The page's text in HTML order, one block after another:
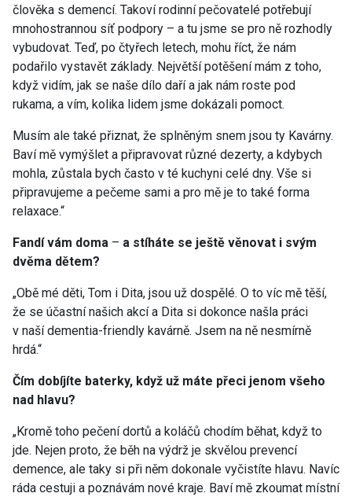
člověka s demencí. Takoví rodinní pečovatelé potřebují
mnohostrannou síť podpory – a tu jsme se pro ně rozhodly
vybudovat. Teď, po čtyřech letech, mohu říct, že nám
podařilo vystavět základy. Největší potěšení mám z toho,
když vidím, jak se naše dílo daří a jak nám roste pod
rukama, a vím, kolika lidem jsme dokázali pomoct.
Musím ale také přiznat, že splněným snem jsou ty Kavárny.
Baví mě vymýšlet a připravovat různé dezerty, a kdybych
mohla, zůstala bych často v té kuchyni celé dny. Vše si
připravujeme a pečeme sami a pro mě je to také forma
relaxace.“
Fandí vám doma – a stíháte se ještě věnovat i svým
dvěma dětem?
„Obě mé děti, Tom i Dita, jsou už dospělé. O to víc mě těší,
že se účastní našich akcí a Dita si dokonce našla práci
v naší dementia-friendly kavárně. Jsem na ně nesmírně
hrdá.“
Čím dobíjíte baterky, když už máte přeci jenom všeho
nad hlavu?
„Kromě toho pečení dortů a koláčů chodím běhat, když to
jde. Nejen proto, že běh na výdrž je skvělou prevencí
demence, ale taky si při něm dokonale vyčistíte hlavu. Navíc
ráda cestuji a poznávám nové kraje. Baví mě zkoumat místní